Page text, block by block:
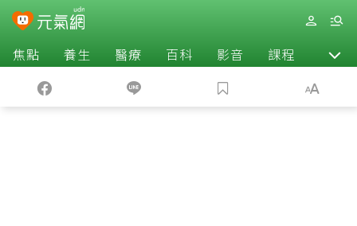
焦點 養生 醫療 百科 影音 課程 退休